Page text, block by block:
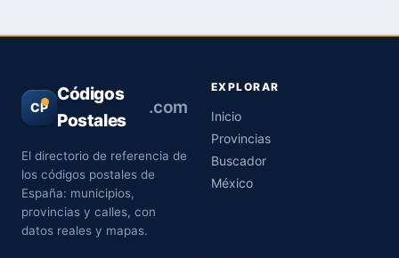
CP
Códigos
Postales
.com
El directorio de referencia de
los códigos postales de
España: municipios,
provincias y calles, con
datos reales y mapas.
EXPLORAR
Inicio
Provincias
Buscador
México